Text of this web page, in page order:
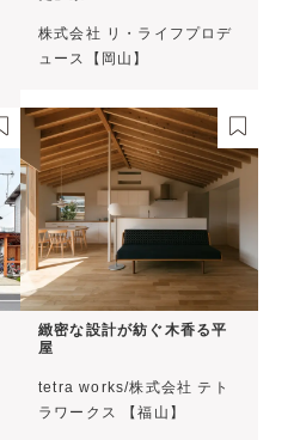
株式会社 リ・ライフプロデ
ュース【岡山】
緻密な設計が紡ぐ木香る平
屋
tetra works/株式会社 テト
ラワークス 【福山】